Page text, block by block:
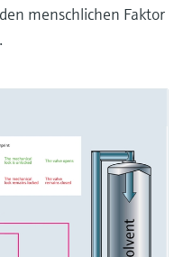
menschlichen Faktor